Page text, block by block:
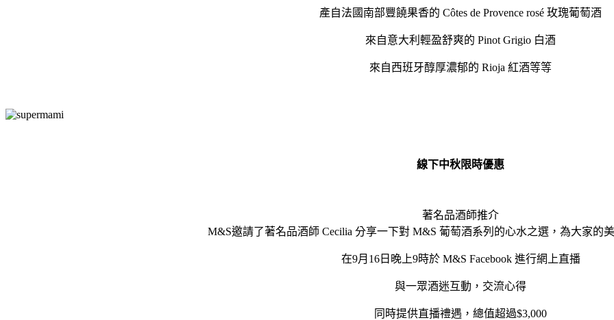
產自法國南部豐饒果香的 Côtes de Provence rosé 玫瑰葡萄酒
來自意大利輕盈舒爽的 Pinot Grigio 白酒
來自西班牙醇厚濃郁的 Rioja 紅酒等等
線下中秋限時優惠
著名品酒師推介
M&S邀請了著名品酒師 Cecilia 分享一下對 M&S 葡萄酒系列的心水之選，為大家的
在9月16日晚上9時於 M&S Facebook 進行網上直播
與一眾酒迷互動，交流心得
同時提供直播禮遇，總值超過$3,000